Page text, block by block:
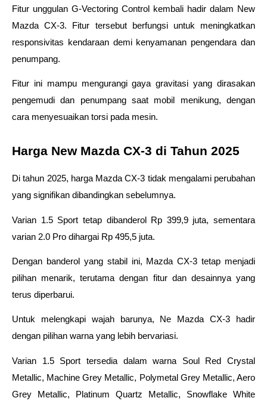
Fitur unggulan G-Vectoring Control kembali hadir dalam New
Mazda CX-3. Fitur tersebut berfungsi untuk meningkatkan
responsivitas kendaraan demi kenyamanan pengendara dan
penumpang.
Fitur ini mampu mengurangi gaya gravitasi yang dirasakan
pengemudi dan penumpang saat mobil menikung, dengan
cara menyesuaikan torsi pada mesin.
Harga New Mazda CX-3 di Tahun 2025
Di tahun 2025, harga Mazda CX-3 tidak mengalami perubahan
yang signifikan dibandingkan sebelumnya.
Varian 1.5 Sport tetap dibanderol Rp 399,9 juta, sementara
varian 2.0 Pro dihargai Rp 495,5 juta.
Dengan banderol yang stabil ini, Mazda CX-3 tetap menjadi
pilihan menarik, terutama dengan fitur dan desainnya yang
terus diperbarui.
Untuk melengkapi wajah barunya, Ne Mazda CX-3 hadir
dengan pilihan warna yang lebih bervariasi.
Varian 1.5 Sport tersedia dalam warna Soul Red Crystal
Metallic, Machine Grey Metallic, Polymetal Grey Metallic, Aero
Grey Metallic, Platinum Quartz Metallic, Snowflake White